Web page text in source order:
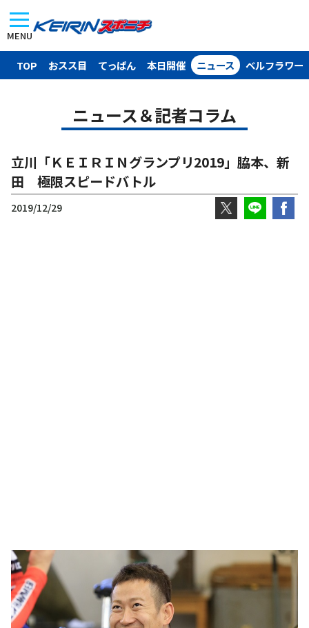
MENU
TOP おスス目 てっぱん 本日開催 ニュース ベルフラワー
ニュース＆記者コラム
立川「ＫＥＩＲＩＮグランプリ2019」脇本、新
田 極限スピードバトル
2019/12/29